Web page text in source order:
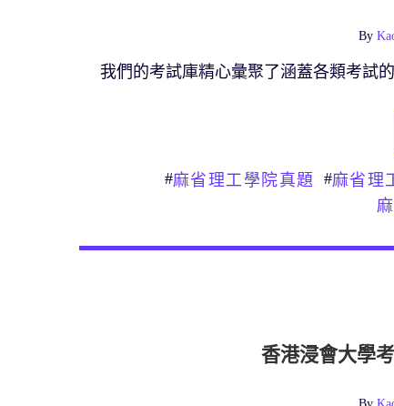
By
我們的考試庫精心彙聚了涵蓋各類考試
#麻省理工學院真題 #麻省理
香港浸會大學